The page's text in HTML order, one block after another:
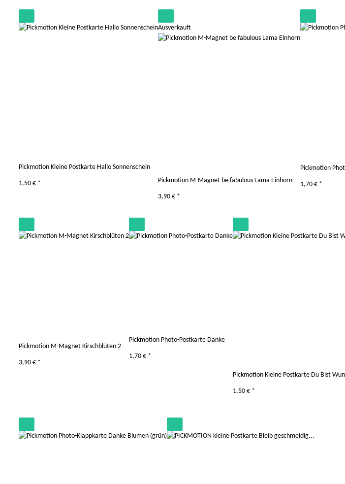
Pickmotion Kleine Postkarte Hallo Sonnenschein
1,50 € *
Ausverkauft
Pickmotion M-Magnet be fabulous Lama Einhorn
3,90 € *
Pickmotion
1,70 € *
Pickmotion M-Magnet Kirschblüten 2
3,90 € *
Pickmotion Photo-Postkarte Danke
1,70 € *
Pickmotion Kleine Postkarte Du Bist
1,50 € *